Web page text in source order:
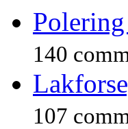
140
107